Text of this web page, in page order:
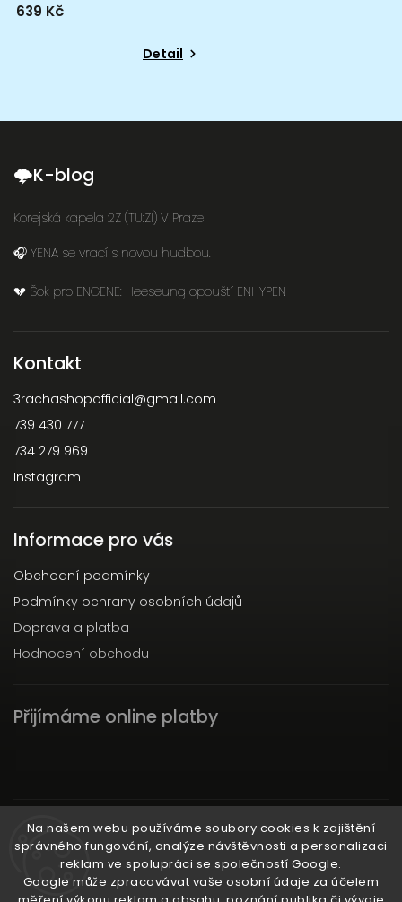
Na našem webu používáme soubory cookies k zajištění
správného fungování, analýze návštěvnosti a personalizaci
reklam ve spolupráci se společností Google.
Google může zpracovávat vaše osobní údaje za účelem
639 Kč
Detail
🌩K-blog
Korejská kapela 2Z (TU:ZI) V Praze!
🎧 YENA se vrací s novou hudbou.
💔 Šok pro ENGENE: Heeseung opouští ENHYPEN
Kontakt
3rachashopofficial@gmail.com
739 430 777
734 279 969
Instagram
Informace pro vás
Obchodní podmínky
Podmínky ochrany osobních údajů
Doprava a platba
Hodnocení obchodu
Přijímáme online platby
Instagram